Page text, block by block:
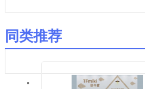
同类推荐